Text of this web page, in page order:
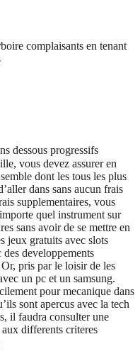
complaisants en tenant
dessous progressifs
vous devez assurer en
dont les tous les plus
dans sans aucun frais
supplementaires, vous
quel instrument sur
sans avoir de se mettre en
jeux gratuits avec slots
developpements
pris par le loisir de les
un pc et un samsung.
pour mecanique dans
sont apercus avec la tech
il faudra consulter une
differents criteres